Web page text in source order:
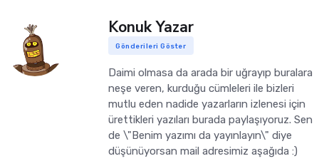
Konuk Yazar
Gönderileri Göster
Daimi olmasa da arada bir uğrayıp buralara
neşe veren, kurduğu cümleleri ile bizleri
mutlu eden nadide yazarların izlenesi için
ürettikleri yazıları burada paylaşıyoruz. Sen
de \"Benim yazımı da yayınlayın\" diye
düşünüyorsan mail adresimiz aşağıda :)